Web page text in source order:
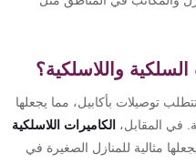
واللاسلكية؟
توصيلات بأكابيل، مما يجعلها
المقابل، الكاميرات اللاسلكية
مثالية للمنازل الصغيرة في